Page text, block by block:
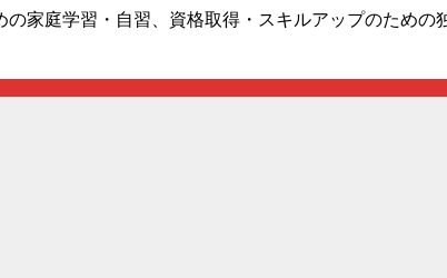
家庭学習・自習、資格取得・スキルアップのため